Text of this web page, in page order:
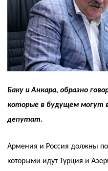
Баку и Анкара, образно
которые в будущем могут
депутат.
Армения и Россия должны
которыми идут Турция и